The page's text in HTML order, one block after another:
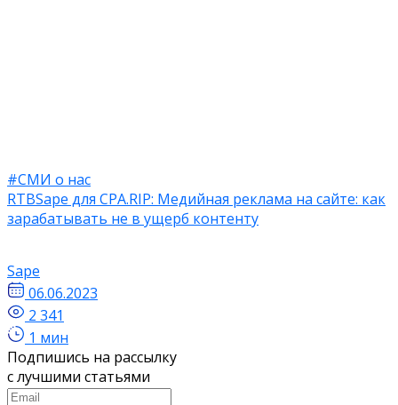
#СМИ о нас
RTBSape для CPA.RIP: Медийная реклама на сайте: как
зарабатывать не в ущерб контенту
Sape
06.06.2023
2 341
1 мин
Подпишись на рассылку
с лучшими статьями